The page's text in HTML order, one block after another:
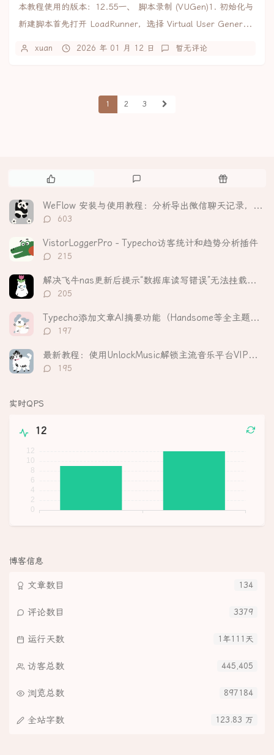
本教程使用的版本：12.55一、 脚本录制 (VUGen)1. 初始化与
新建脚本首先打开 LoadRunner，选择 Virtual User Gener...
xuan 2026 年 01 月 12 日 暂无评论
1 2 3
热
文
章
评
随
文
WeFlow 安装与使用教程：分析导出微信聊天记录，生成可视化年度报告
评
数：
603
VistorLoggerPro - Typecho访客统计和趋势分析插件
评
数：
215
解决飞牛nas更新后提示“数据库读写错误”无法挂载硬盘
评
数：
205
Typecho添加文章AI摘要功能（Handsome等全主题适配）
评
数：
197
最新教程：使用UnlockMusic解锁主流音乐平台VIP歌曲的加密保护
评
195
实时QPS
12
博客信息
134
文章数目
3379
评论数目
1年111天
运行天数
445,405
访客总数
897184
浏览总数
123.83 万
全站字数